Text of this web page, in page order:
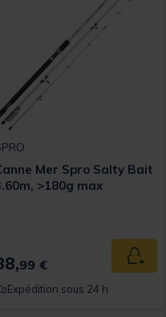
panier
Mer Spro Salty Bait
>180g max
99 €
Expédition sous 24 h